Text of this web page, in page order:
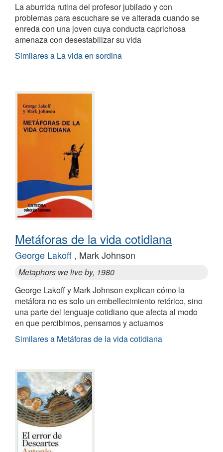
La aburrida rutina del profesor jubilado y con
problemas para escuchare se ve alterada cuando se
enreda con una joven cuya conducta caprichosa
amenaza con desestabilizar su vida
Similares a La vida en sordina
Metáforas de la vida cotidiana
George Lakoff , Mark Johnson
Metaphors we live by, 1980
George Lakoff y Mark Johnson explican cómo la
metáfora no es solo un embellecimiento retórico, sino
una parte del lenguaje cotidiano que afecta al modo
en que percibimos, pensamos y actuamos
Similares a Metáforas de la vida cotidiana